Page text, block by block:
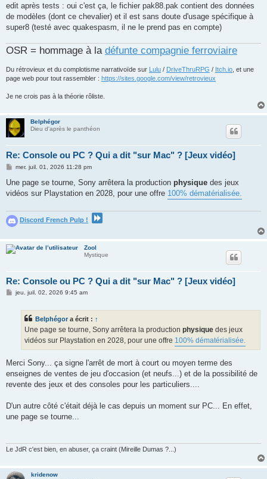
edit après tests : oui c'est ça, le fichier pak88.pak contient des données
de modèles (dont ce chevalier) et il est sans doute d'usage spécifique à
super8 (testé avec quakespasm, il ne le prend pas en compte)
OSR = hommage à la défunte compagnie ferroviaire
Du rétrovieux et du complotisme narrativoïde sur Lulu / DriveThruRPG / Itch.io , et une
page web pour tout rassembler : https://sites.google.com/view/retrovieux
Je ne crois pas à la théorie rôliste.
Belphégor
Dieu d'après le panthéon
Re: Console ou PC ? Qui a dit "sur Mac" ? [Jeux vidéo]
M
s
a
mer. juil. 01, 2026 11:28 pm
Une page se tourne, Sony arrêtera la production physique des jeux
vidéos sur Playstation en 2028, pour une offre 100% dématérialisée.
Discord French Pulp !
Zool
Mystique
Re: Console ou PC ? Qui a dit "sur Mac" ? [Jeux vidéo]
Mjeu. juil. 02, 2026 9:45 am
Belphégor a écrit : ↑
Une page se tourne, Sony arrêtera la production physique des jeux
vidéos sur Playstation en 2028, pour une offre 100% dématérialisée.
Merci Sony... ça signe l'arrêt de mort à court ou moyen terme des
enseignes de ventes de jeu d'occasion (et neufs...) et de la possibilité de
revente des jeux et des consoles pour les particuliers....
D'un autre côté c'était déjà le cas depuis un moment sur PC... En effet,
une page se tourne...
Le JdR c'est bien, en abuser, ça craint (Mireille Dumas ?...)
kridenow